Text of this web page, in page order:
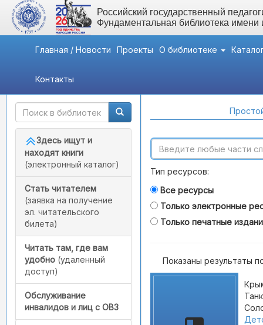
Российский государственный
Фундаментальная библиотека
Главная / Новости Проекты О библиотеке
Контакты
Быстрый доступ
Здесь ищут и
находят книги
(электронный каталог)
Стать читателем
(заявка на получение
эл. читательского
билета)
Читать там, где вам
удобно (удаленный
доступ)
Обслуживание
инвалидов и лиц с ОВЗ
Тип ресурсов:
Все ресурсы
Только электронные
Только печатные
Показаны результаты